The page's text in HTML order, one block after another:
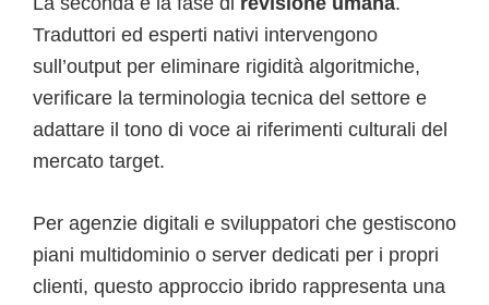
Traduttori ed esperti nativi intervengono
sull’output per eliminare rigidità algoritmiche,
verificare la terminologia tecnica del settore e
adattare il tono di voce ai riferimenti culturali del
mercato target.
Per agenzie digitali e sviluppatori che gestiscono
piani multidominio o server dedicati per i propri
clienti, questo approccio ibrido rappresenta una